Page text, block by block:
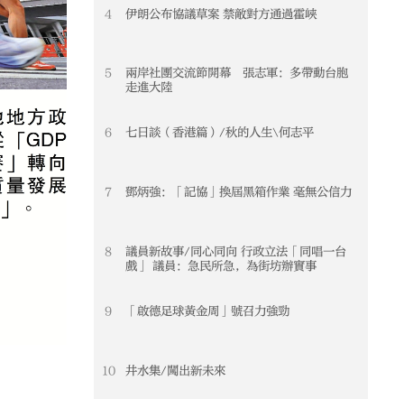
4 伊朗公布協議草案 禁敵對方通過霍峽
5
兩岸社團交流節開幕 張志軍：多帶動台胞
走進大陸
6 七日談（香港篇）/秋的人生\何志平
7 鄧炳強：「記協」換屆黑箱作業 毫無公信力
8
議員新故事/同心同向 行政立法「同唱一台
戲」 議員：急民所急，為街坊辦實事
9 「啟德足球黃金周」號召力強勁
10 井水集/闖出新未來